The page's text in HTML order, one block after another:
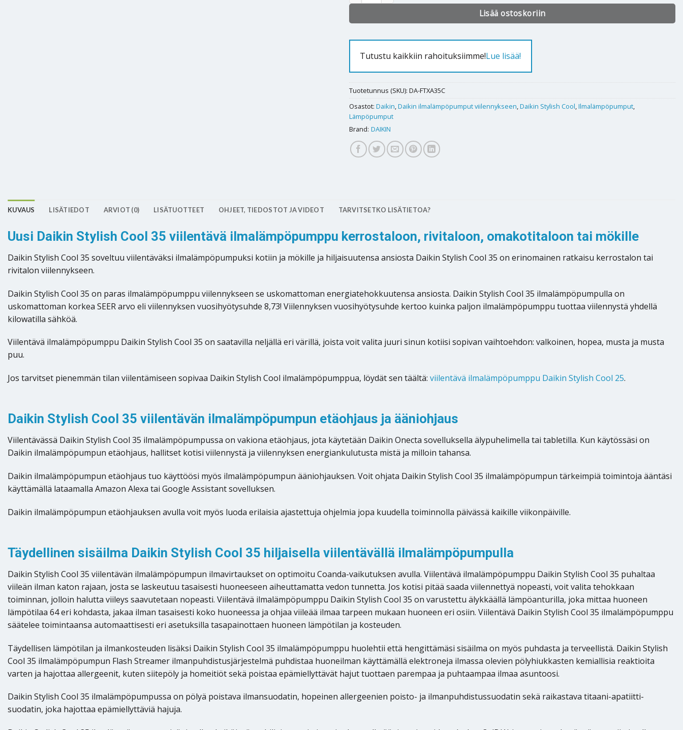
Lisää ostoskoriin
Tutustu kaikkiin rahoituksiimme!Lue lisää!
Tuotetunnus (SKU): DA-FTXA35C
Osastot: Daikin,Daikin ilmalämpöpumput viilennykseen,Daikin Stylish Cool,Ilmalämpöpumput,
Lämpöpumput
Brand: DAIKIN
KUVAUS LISÄTIEDOT ARVIOT (0) LISÄTUOTTEET OHJEET, TIEDOSTOT JA VIDEOT TARVITSETKO LISÄTIETOA?
Uusi Daikin Stylish Cool 35 viilentävä ilmalämpöpumppu kerrostaloon, rivitaloon, omakotitaloon tai mökille
Daikin Stylish Cool 35 soveltuu viilentäväksi ilmalämpöpumpuksi kotiin ja mökille ja hiljaisuutensa ansiosta Daikin Stylish Cool 35 on erinomainen ratkaisu kerrostalon tai
rivitalon viilennykseen.
Daikin Stylish Cool 35 on paras ilmalämpöpumppu viilennykseen se uskomattoman energiatehokkuutensa ansiosta. Daikin Stylish Cool 35 ilmalämpöpumpulla on
uskomattoman korkea SEER arvo eli viilennyksen vuosihyötysuhde 8,73! Viilennyksen vuosihyötysuhde kertoo kuinka paljon ilmalämpöpumppu tuottaa viilennystä yhdellä
kilowatilla sähköä.
Viilentävä ilmalämpöpumppu Daikin Stylish Cool 35 on saatavilla neljällä eri värillä, joista voit valita juuri sinun kotiisi sopivan vaihtoehdon: valkoinen, hopea, musta ja musta
puu.
Jos tarvitset pienemmän tilan viilentämiseen sopivaa Daikin Stylish Cool ilmalämpöpumppua, löydät sen täältä: viilentävä ilmalämpöpumppu Daikin Stylish Cool 25.
Daikin Stylish Cool 35 viilentävän ilmalämpöpumpun etäohjaus ja ääniohjaus
Viilentävässä Daikin Stylish Cool 35 ilmalämpöpumpussa on vakiona etäohjaus, jota käytetään Daikin Onecta sovelluksella älypuhelimella tai tabletilla. Kun käytössäsi on
Daikin ilmalämpöpumpun etäohjaus, hallitset kotisi viilennystä ja viilennyksen energiankulutusta mistä ja milloin tahansa.
Daikin ilmalämpöpumpun etäohjaus tuo käyttöösi myös ilmalämpöpumpun ääniohjauksen. Voit ohjata Daikin Stylish Cool 35 ilmalämpöpumpun tärkeimpiä toimintoja ääntäsi
käyttämällä lataamalla Amazon Alexa tai Google Assistant sovelluksen.
Daikin ilmalämpöpumpun etäohjauksen avulla voit myös luoda erilaisia ajastettuja ohjelmia jopa kuudella toiminnolla päivässä kaikille viikonpäiville.
Täydellinen sisäilma Daikin Stylish Cool 35 hiljaisella viilentävällä ilmalämpöpumpulla
Daikin Stylish Cool 35 viilentävän ilmalämpöpumpun ilmavirtaukset on optimoitu Coanda-vaikutuksen avulla. Viilentävä ilmalämpöpumppu Daikin Stylish Cool 35 puhaltaa
viileän ilman katon rajaan, josta se laskeutuu tasaisesti huoneeseen aiheuttamatta vedon tunnetta. Jos kotisi pitää saada viilennettyä nopeasti, voit valita tehokkaan
toiminnan, jolloin halutta viileys saavutetaan nopeasti. Viilentävä ilmalämpöpumppu Daikin Stylish Cool 35 on varustettu älykkäällä lämpöanturilla, joka mittaa huoneen
lämpötilaa 64 eri kohdasta, jakaa ilman tasaisesti koko huoneessa ja ohjaa viileää ilmaa tarpeen mukaan huoneen eri osiin. Viilentävä Daikin Stylish Cool 35 ilmalämpöpumppu
säätelee toimintaansa automaattisesti eri asetuksilla tasapainottaen huoneen lämpötilan ja kosteuden.
Täydellisen lämpötilan ja ilmankosteuden lisäksi Daikin Stylish Cool 35 ilmalämpöpumppu huolehtii että hengittämäsi sisäilma on myös puhdasta ja terveellistä. Daikin Stylish
Cool 35 ilmalämpöpumpun Flash Streamer ilmanpuhdistusjärjestelmä puhdistaa huoneilman käyttämällä elektroneja ilmassa olevien pölyhiukkasten kemiallisia reaktioita
varten ja hajottaa allergeenit, kuten siitepöly ja homeitiöt sekä poistaa epämiellyttävät hajut tuottaen parempaa ja puhtaampaa ilmaa asuntoosi.
Daikin Stylish Cool 35 ilmalämpöpumpussa on pölyä poistava ilmansuodatin, hopeinen allergeenien poisto- ja ilmanpuhdistussuodatin sekä raikastava titaani-apatiitti-
suodatin, joka hajottaa epämiellyttäviä hajuja.